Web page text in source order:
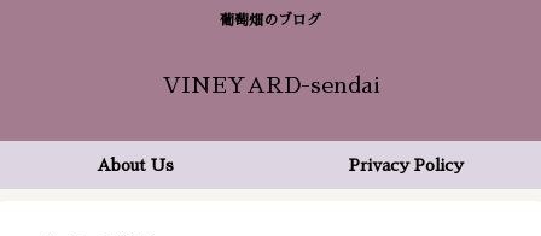
葡萄畑のブログ
VINEYARD-sendai
About Us Privacy Policy